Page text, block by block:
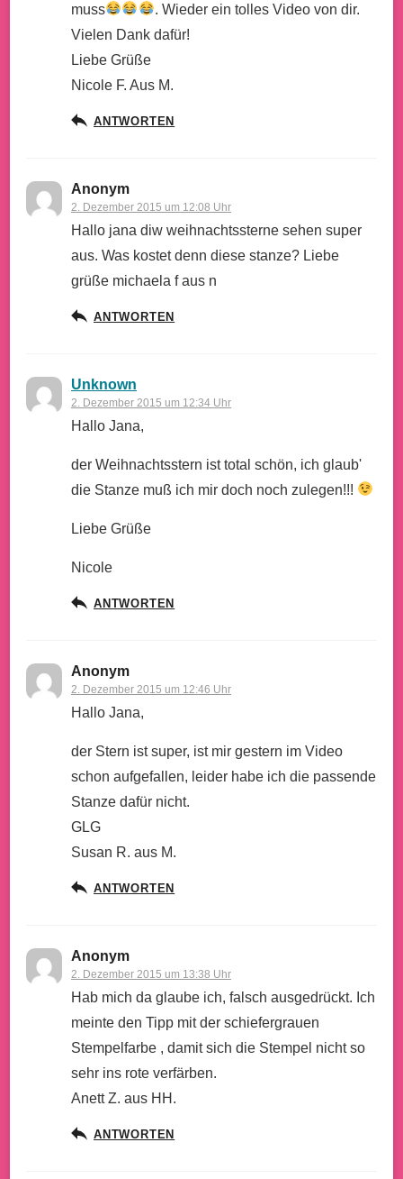
muss
. Wieder ein tolles Video von dir.
Vielen Dank dafür!
Liebe Grüße
Nicole F. Aus M.
ANTWORTEN
Anonym
2. Dezember 2015 um 12:08 Uhr
Hallo jana diw weihnachtssterne sehen super
aus. Was kostet denn diese stanze? Liebe
grüße michaela f aus n
ANTWORTEN
Unknown
2. Dezember 2015 um 12:34 Uhr
Hallo Jana,
der Weihnachtsstern ist total schön, ich glaub'
die Stanze muß ich mir doch noch zulegen!!!
Liebe Grüße
Nicole
ANTWORTEN
Anonym
2. Dezember 2015 um 12:46 Uhr
Hallo Jana,
der Stern ist super, ist mir gestern im Video
schon aufgefallen, leider habe ich die passende
Stanze dafür nicht.
GLG
Susan R. aus M.
ANTWORTEN
Anonym
2. Dezember 2015 um 13:38 Uhr
Hab mich da glaube ich, falsch ausgedrückt. Ich
meinte den Tipp mit der schiefergrauen
Stempelfarbe , damit sich die Stempel nicht so
sehr ins rote verfärben.
Anett Z. aus HH.
ANTWORTEN